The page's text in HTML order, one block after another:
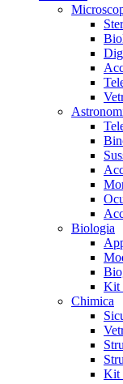
Biologia
Kit
Chimica
Kit